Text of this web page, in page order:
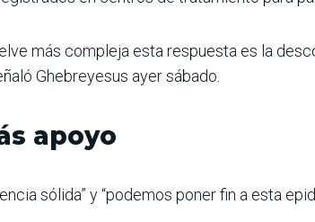
más compleja esta respuesta es la
Ghebreyesus ayer sábado.
apoyo
sólida” y “podemos poner fin a esta